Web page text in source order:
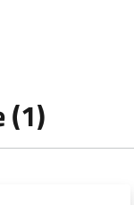
(1)